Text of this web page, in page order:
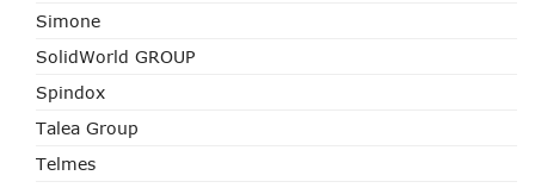
Simone
SolidWorld GROUP
Spindox
Talea Group
Telmes